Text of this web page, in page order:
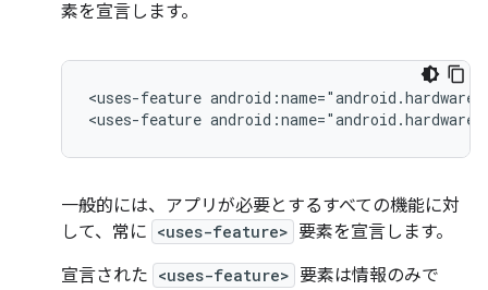
素を宣言します。
<uses-feature
<uses-feature
一般的には、アプリが必要とするすべての機能に対
して、常に <uses-feature> 要素を宣言します。
宣言された <uses-feature> 要素は情報のみで